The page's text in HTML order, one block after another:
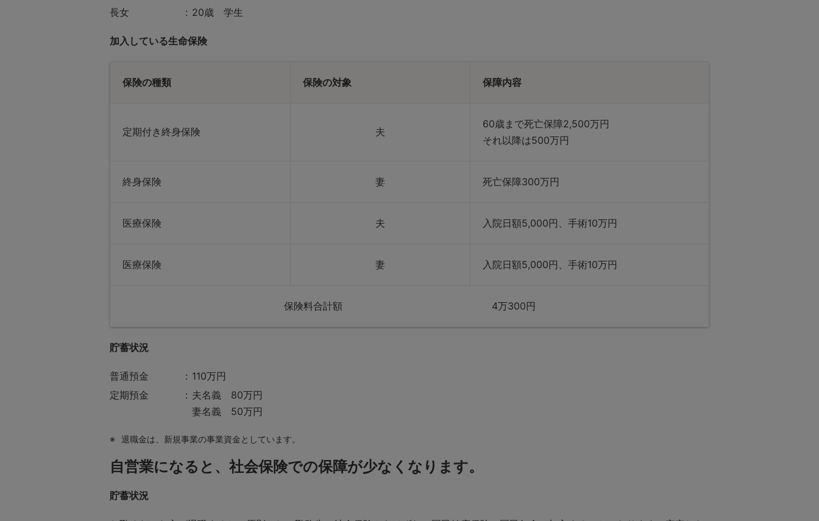
長女
20歳 学生
加入している生命保険
保険の種類 保険の対象 保障内容
定期付き終身保険 夫
60歳まで死亡保障2,500万円
それ以降は500万円
終身保険 妻 死亡保障300万円
医療保険 夫 入院日額5,000円、手術10万円
医療保険 妻 入院日額5,000円、手術10万円
保険料合計額 4万300円
貯蓄状況
普通預金
110万円
定期預金
夫名義 80万円
妻名義 50万円
※ 退職金は、新規事業の事業資金としています。
自営業になると、社会保険での保障が少なくなります。
貯蓄状況